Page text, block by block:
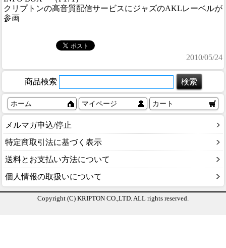
クリプトンの高音質配信サービスにジャズのAKLレーベルが
参画
2010/05/24
商品検索
ホーム マイページ カート
メルマガ申込/停止
特定商取引法に基づく表示
送料とお支払い方法について
個人情報の取扱いについて
Copyright (C) KRIPTON CO.,LTD. ALL rights reserved.